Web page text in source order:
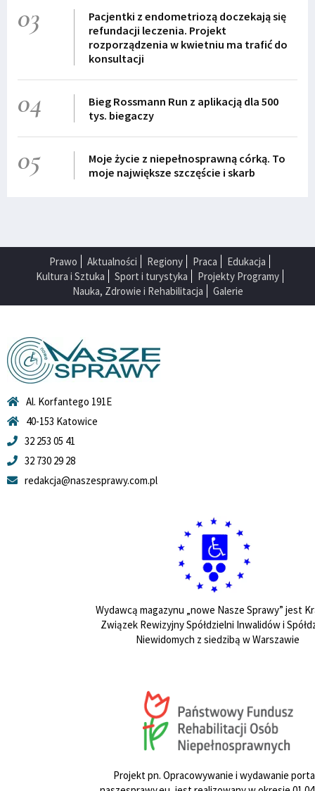
03
Pacjentki z endometriozą doczekają się
refundacji leczenia. Projekt
rozporządzenia w kwietniu ma trafić do
konsultacji
04
Bieg Rossmann Run z aplikacją dla 500
tys. biegaczy
05
Moje życie z niepełnosprawną córką. To
moje największe szczęście i skarb
Prawo Aktualności Regiony Praca
Edukacja
Kultura i Sztuka
Sport i turystyka
Projekty Programy
Nauka, Zdrowie i Rehabilitacja
Galerie
Al. Korfantego 191E
40-153 Katowice
32 253 05 41
32 730 29 28
redakcja@naszesprawy.com.pl
Wydawcą magazynu „nowe Nasze Sprawy” jest
Związek Rewizyjny Spółdzielni Inwalidów i
Niewidomych z siedzibą w Warszawie
Projekt pn. Opracowywanie i wydawanie